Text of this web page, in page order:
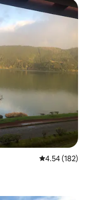
レビュー182
4.54 (182)